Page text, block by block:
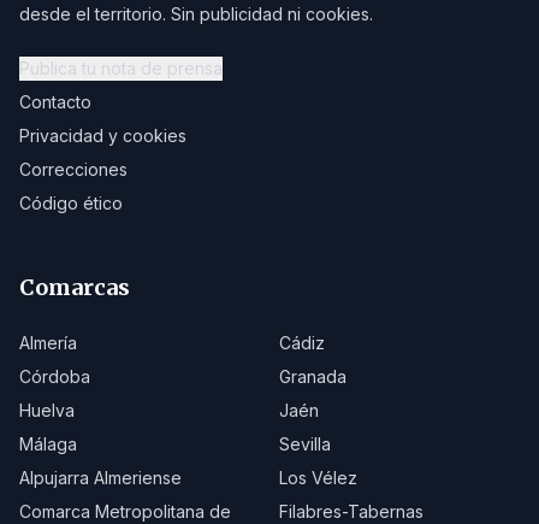
desde el territorio. Sin publicidad ni cookies.
Publica tu nota de prensa
Contacto
Privacidad y cookies
Correcciones
Código ético
Comarcas
Almería
Cádiz
Córdoba
Granada
Huelva
Jaén
Málaga
Sevilla
Alpujarra Almeriense
Los Vélez
Comarca Metropolitana de
Filabres-Tabernas